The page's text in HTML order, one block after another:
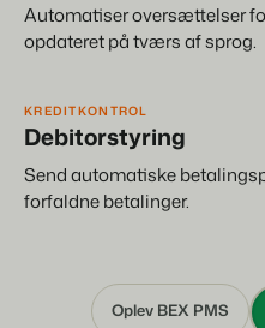
Automatiser oversættelser
opdateret på tværs af sprog.
KREDITKONTROL
Debitorstyring
Send automatiske
forfaldne betalinger.
Oplev BEX PMS